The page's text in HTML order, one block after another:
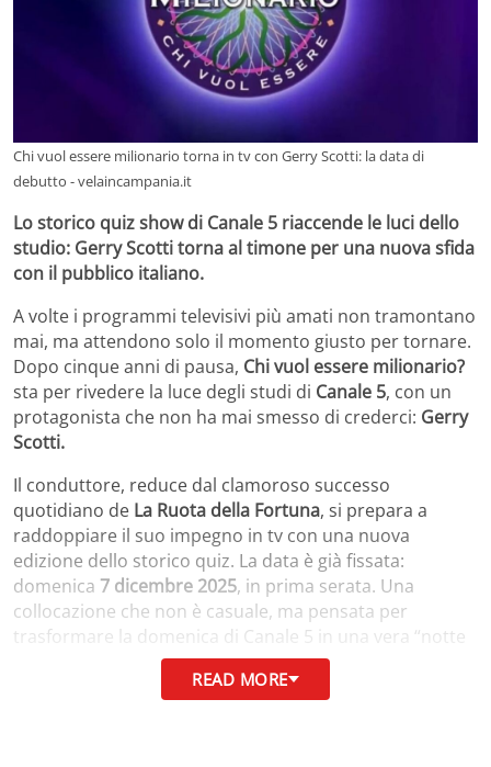
Chi vuol essere milionario torna in tv con Gerry Scotti: la data di
debutto - velaincampania.it
Lo storico quiz show di Canale 5 riaccende le luci dello
studio: Gerry Scotti torna al timone per una nuova sfida
con il pubblico italiano.
A volte i programmi televisivi più amati non tramontano
mai, ma attendono solo il momento giusto per tornare.
Dopo cinque anni di pausa, Chi vuol essere milionario?
sta per rivedere la luce degli studi di Canale 5, con un
protagonista che non ha mai smesso di crederci: Gerry
Scotti.
Il conduttore, reduce dal clamoroso successo
quotidiano de La Ruota della Fortuna, si prepara a
raddoppiare il suo impegno in tv con una nuova
edizione dello storico quiz. La data è già fissata:
domenica 7 dicembre 2025, in prima serata. Una
collocazione che non è casuale, ma pensata per
trasformare la domenica di Canale 5 in una vera “notte
del quiz”, tra l’access di La Ruota della Fortuna e il
ritorno del format che ha fatto sognare milioni di
READ MORE